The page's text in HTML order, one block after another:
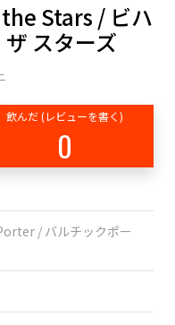
Stars / ビハ
スターズ
飲んだ (レビューを書く)
0
/ バルチックポー